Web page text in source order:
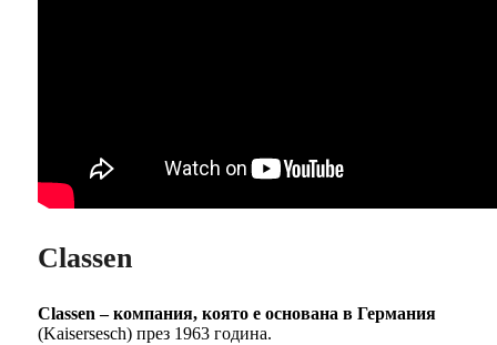
Classen
Classen – компания, която е основана в Германия
(Kaisersesch) през 1963 година.